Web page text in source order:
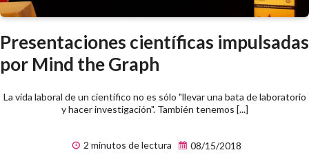
Presentaciones científicas impulsadas
por Mind the Graph
La vida laboral de un científico no es sólo "llevar una bata de laboratorio
y hacer investigación". También tenemos [...]
2 minutos de lectura 08/15/2018